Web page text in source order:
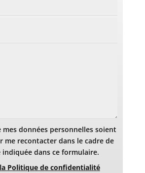
mes données personnelles soient
me recontacter dans le cadre de
indiquée dans ce formulaire.
la Politique de confidentialité